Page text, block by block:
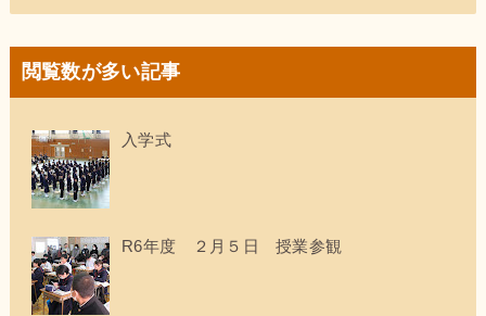
閲覧数が多い記事
入学式
R6年度 ２月５日 授業参観